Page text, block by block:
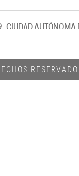
- CIUDAD AUTÓNOMA